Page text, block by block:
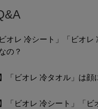
ビオレ 冷シート」「ビオ
なの？
「ビオレ 冷タオル」は顔
「ビオレ 冷シート」「